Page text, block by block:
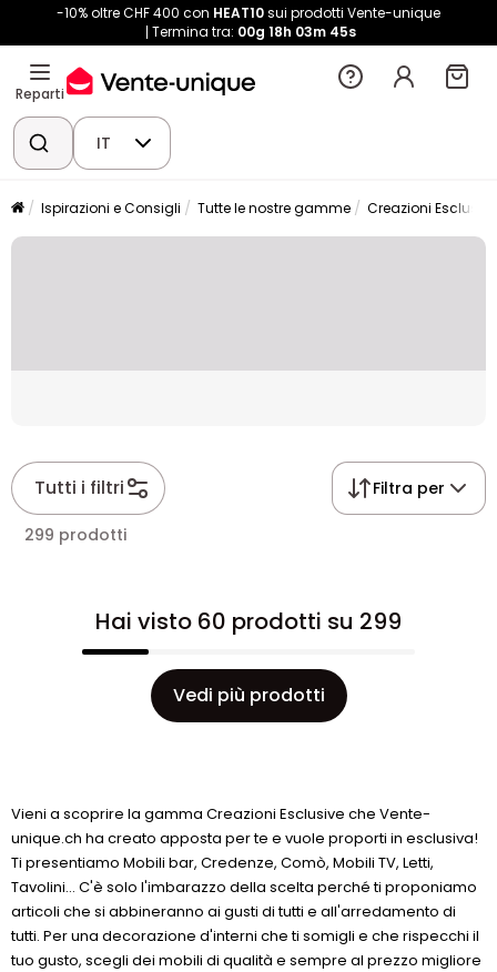
-10% oltre CHF 400 con HEAT10sui prodotti Vente-unique
Termina tra: 00g 18h 03m 45s
Reparti
IT
Ispirazioni e Consigli Tutte le nostre gamme Creazioni Esclusive
Tutti i filtri Filtra per
299 prodotti
Hai visto 60 prodotti su 299
Vedi più prodotti
Vieni a scoprire la gamma Creazioni Esclusive che Vente-
unique.ch ha creato apposta per te e vuole proporti in esclusiva!
Ti presentiamo Mobili bar, Credenze, Comò, Mobili TV, Letti,
Tavolini… C'è solo l'imbarazzo della scelta perché ti proponiamo
articoli che si abbineranno ai gusti di tutti e all'arredamento di
tutti. Per una decorazione d'interni che ti somigli e che rispecchi il
tuo gusto, scegli dei mobili di qualità e sempre al prezzo migliore